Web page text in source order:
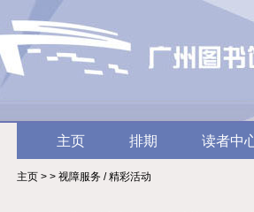
主页 排期 读者中
主页 > > 视障服务 / 精彩活动